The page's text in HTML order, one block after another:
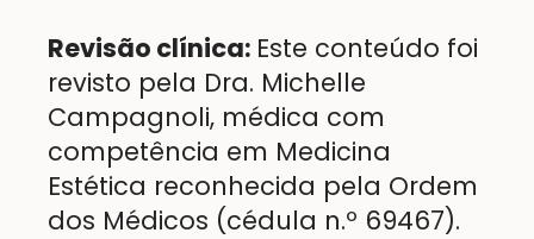
Revisão clínica: Este conteúdo foi
revisto pela Dra. Michelle
Campagnoli, médica com
competência em Medicina
Estética reconhecida pela Ordem
dos Médicos (cédula n.º 69467).